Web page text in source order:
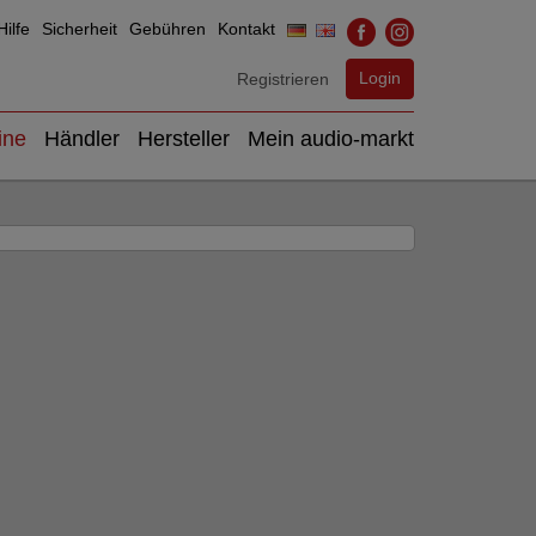
Sicherheit Gebühren Kontakt
Registrieren Login
Händler Hersteller Mein audio-markt